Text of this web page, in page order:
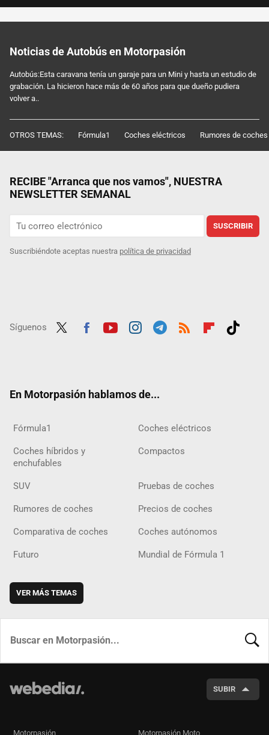
Noticias de Autobús en Motorpasión
Autobús:Esta caravana tenía un garaje para un Mini y hasta un estudio de
grabación. La hicieron hace más de 60 años para que dueño pudiera
volver a..
OTROS TEMAS: Fórmula1 Coches eléctricos Rumores de coches
RECIBE "Arranca que nos vamos", NUESTRA
NEWSLETTER SEMANAL
SUSCRIBIR
Suscribiéndote aceptas nuestra política de privacidad
Síguenos
En Motorpasión hablamos de...
Fórmula1 Coches eléctricos
Coches híbridos y
enchufables
Compactos
SUV Pruebas de coches
Rumores de coches Precios de coches
Comparativa de coches Coches autónomos
Futuro Mundial de Fórmula 1
VER MÁS TEMAS
SUBIR
Motorpasión Motorpasión Moto